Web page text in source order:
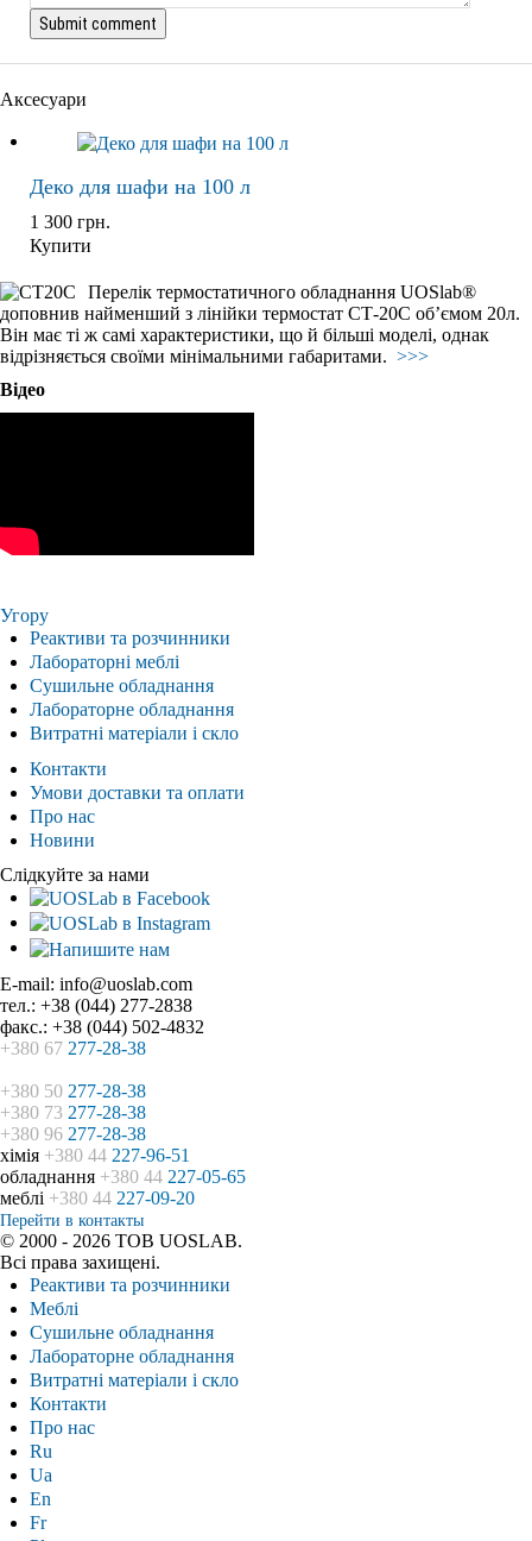
Аксесуари
Деко для шафи на 100 л
1 300 грн.
Купити
Перелік термостатичного обладнання UOSlab®
доповнив найменший з лінійки термостат СТ-20С об’ємом 20л.
Він має ті ж самі характеристики, що й більші моделі, однак
відрізняється своїми мінімальними габаритами. >>>
Відео
Угору
Реактиви та розчинники
Лабораторні меблі
Сушильне обладнання
Лабораторне обладнання
Витратні матеріали і скло
Контакти
Умови доставки та оплати
Про нас
Новини
Слідкуйте за нами
E-mail: info@uoslab.com
тел.: +38 (044) 277-2838
факс.: +38 (044) 502-4832
+380 67 277-28-38
+380 50 277-28-38
+380 73 277-28-38
+380 96 277-28-38
хімія +380 44 227-96-51
обладнання +380 44 227-05-65
меблі +380 44 227-09-20
Перейти в контакты
© 2000 - 2026 ТОВ UOSLAB.
Всі права захищені.
Реактиви та розчинники
Меблі
Сушильне обладнання
Лабораторне обладнання
Витратні матеріали і скло
Контакти
Про нас
Ru
Ua
En
Fr